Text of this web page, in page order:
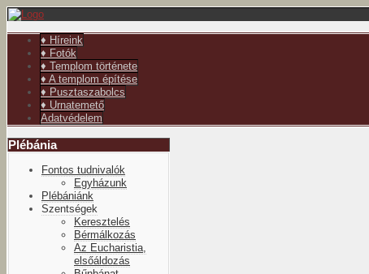
♦ Híreink
♦ Fotók
♦ Templom története
♦ A templom építése
♦ Pusztaszabolcs
♦ Urnatemető
Adatvédelem
Plébánia
Fontos tudnivalók
Egyházunk
Plébániánk
Szentségek
Keresztelés
Bérmálkozás
Az Eucharistia,
elsőáldozás
év
hónap
év
hónap